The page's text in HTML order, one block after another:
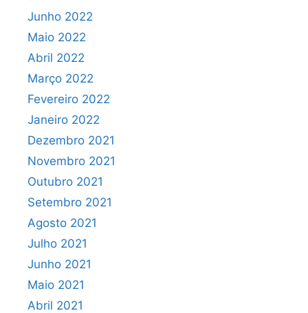
Junho 2022
Maio 2022
Abril 2022
Março 2022
Fevereiro 2022
Janeiro 2022
Dezembro 2021
Novembro 2021
Outubro 2021
Setembro 2021
Agosto 2021
Julho 2021
Junho 2021
Maio 2021
Abril 2021